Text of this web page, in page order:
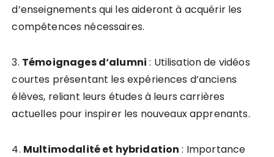
d’enseignements qui les aideront à acquérir les
compétences nécessaires.
3. Témoignagesd‘alumni : Utilisation de vidéos
courtes présentant les expériences d’anciens
élèves, reliant leurs études à leurs carrières
actuelles pour inspirer les nouveaux apprenants.
4. Multimodalitéet hybridation : Importance